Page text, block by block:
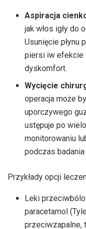
Aspiracja
jak włos igły do
Usunięcie płynu
piersi iw efekcie
dyskomfort.
Wycięcie
operacja może
uporczywego
ustępuje po
monitorowaniu
podczas
Przykłady opcji
Leki
paracetamol
przeciwzapalne,